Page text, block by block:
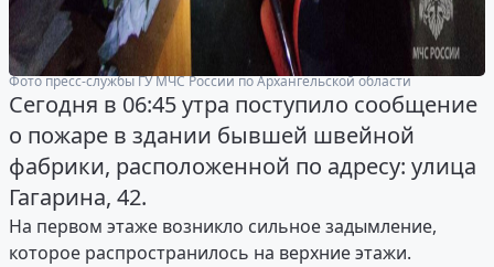
Фото пресс-службы ГУ МЧС России по Архангельской области
Сегодня в 06:45 утра поступило сообщение
о пожаре в здании бывшей швейной
фабрики, расположенной по адресу: улица
Гагарина, 42.
На первом этаже возникло сильное задымление,
которое распространилось на верхние этажи.